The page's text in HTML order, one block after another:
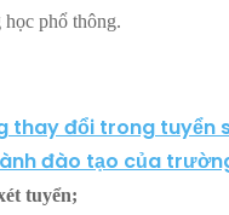
phổ thông.
thay đổi trong tuyển
đào tạo của
tuyển;